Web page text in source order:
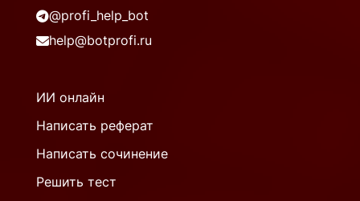
@profi_help_bot
help@botprofi.ru
ИИ онлайн
Написать реферат
Написать сочинение
Решить тест